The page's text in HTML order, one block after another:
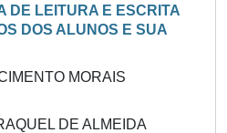
DE LEITURA E ESCRITA
DOS ALUNOS E SUA
MORAIS
DE ALMEIDA